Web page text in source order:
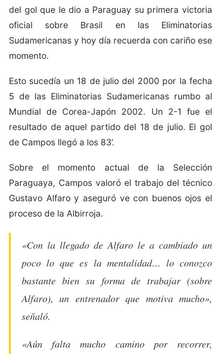
del gol que le dio a Paraguay su primera victoria
oficial sobre Brasil en las Eliminatorias
Sudamericanas y hoy día recuerda con cariño ese
momento.
Esto sucedía un 18 de julio del 2000 por la fecha
5 de las Eliminatorias Sudamericanas rumbo al
Mundial de Corea-Japón 2002. Un 2-1 fue el
resultado de aquel partido del 18 de julio. El gol
de Campos llegó a los 83’.
Sobre el momento actual de la Selección
Paraguaya, Campos valoró el trabajo del técnico
Gustavo Alfaro y aseguró ve con buenos ojos el
proceso de la Albirroja.
«Con la llegado de Alfaro le a cambiado un
poco lo que es la mentalidad… lo conozco
bastante bien su forma de trabajar (sobre
Alfaro), un entrenador que motiva mucho»,
señaló.
«Aún falta mucho camino por recorrer,